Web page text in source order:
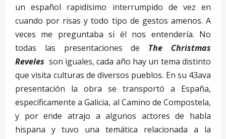
un español rapidísimo interrumpido de vez en
cuando por risas y todo tipo de gestos amenos. A
veces me preguntaba si él nos entendería. No
todas las presentaciones de The Christmas
Reveles son iguales, cada año hay un tema distinto
que visita culturas de diversos pueblos. En su 43ava
presentación la obra se transportó a España,
específicamente a Galicia, al Camino de Compostela,
y por ende atrajo a algunos actores de habla
hispana y tuvo una temática relacionada a la